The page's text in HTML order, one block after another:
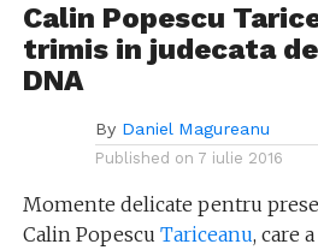
Calin Popescu
trimis in judecata
DNA
By Daniel Magureanu
Published on 7 iulie 2016
Momente delicate pentru
Calin Popescu Tariceanu, care